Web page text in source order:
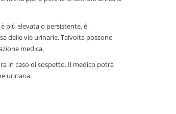
più elevata o persistente, è
delle vie urinarie. Talvolta possono
medica.
in caso di sospetto. Il medico potrà
urinaria.